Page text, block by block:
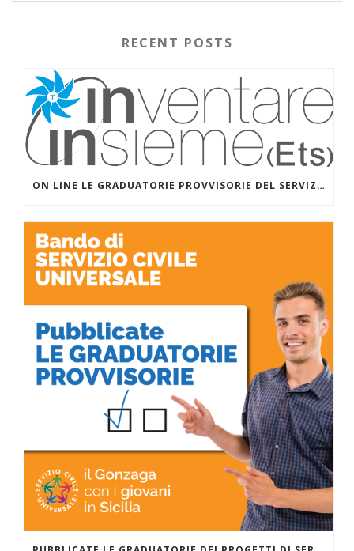
RECENT POSTS
ON LINE LE GRADUATORIE PROVVISORIE DEL SERVIZIO CIVILE UNIVERSALE PER I PROGETTI DI INVENTARE INSIEME (ETS) CON SALESIANI PER IL SOCIALE